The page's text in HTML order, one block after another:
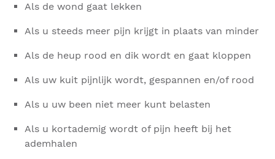
Als de wond gaat lekken
Als u steeds meer pijn krijgt in plaats van minder
Als de heup rood en dik wordt en gaat kloppen
Als uw kuit pijnlijk wordt, gespannen en/of rood
Als u uw been niet meer kunt belasten
Als u kortademig wordt of pijn heeft bij het
ademhalen